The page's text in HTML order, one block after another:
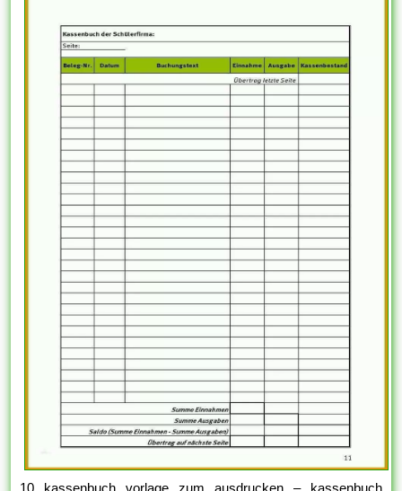
10 kassenbuch vorlage zum ausdrucken – kassenbuch